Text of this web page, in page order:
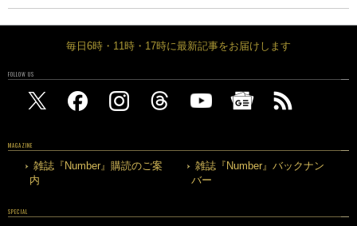
毎日6時・11時・17時に最新記事をお届けします
FOLLOW US
MAGAZINE
雑誌『Number』購読のご案
内
雑誌『Number』バックナン
バー
SPECIAL